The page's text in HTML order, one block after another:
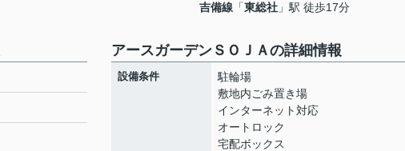
吉備線 「東総社 」駅 徒歩17分
アースガーデンＳＯＪＡの詳細情報
設備条件
駐輪場
敷地内ごみ置き場
インターネット対応
オートロック
宅配ボックス